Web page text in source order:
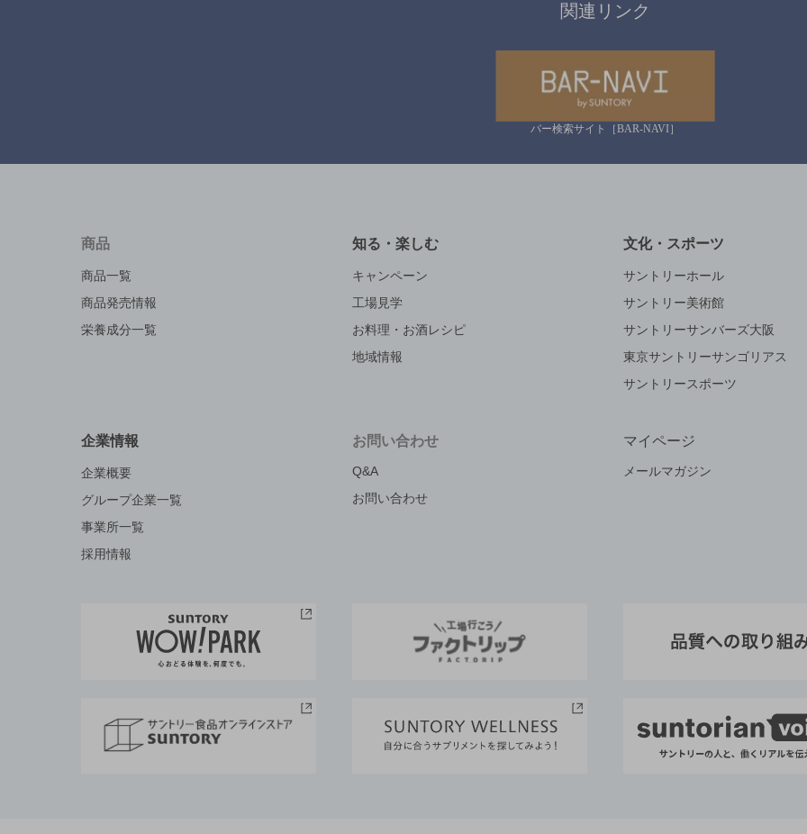
関連リンク
バー検索サイト［BAR-NAVI］
商品
商品一覧
商品発売情報
栄養成分一覧
知る・楽しむ
キャンペーン
工場見学
お料理・お酒レシピ
地域情報
文化・スポーツ
サントリーホール
サントリー美術館
サントリーサンバーズ大阪
東京サントリーサンゴリアス
サントリースポーツ
企業情報
企業概要
グループ企業一覧
事業所一覧
採用情報
お問い合わせ
Q&A
お問い合わせ
マイページ
メールマガジン